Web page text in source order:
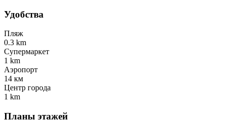
Удобства
Пляж
0.3 km
Супермаркет
1 km
Аэропорт
14 км
Центр города
1 km
Планы этажей